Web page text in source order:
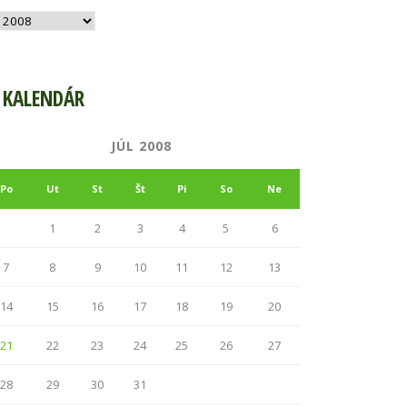
KALENDÁR
JÚL 2008
Po Ut St Št Pi So Ne
1 2 3 4 5 6
7 8 9 10 11 12 13
14 15 16 17 18 19 20
21 22 23 24 25 26 27
28 29 30
31